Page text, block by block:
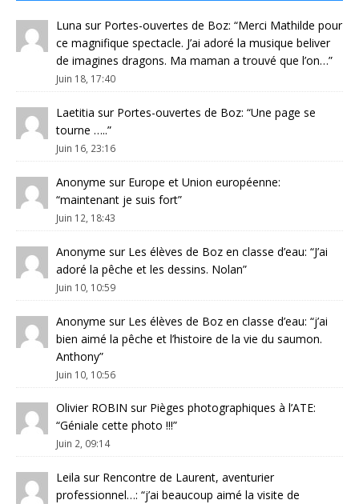
Luna sur Portes-ouvertes de Boz: “Merci Mathilde pour
ce magnifique spectacle. J’ai adoré la musique beliver
de imagines dragons. Ma maman a trouvé que l’on…”
Juin 18, 17:40
Laetitia sur Portes-ouvertes de Boz: “Une page se
tourne …..”
Juin 16, 23:16
Anonyme sur Europe et Union européenne:
“maintenant je suis fort”
Juin 12, 18:43
Anonyme sur Les élèves de Boz en classe d’eau: “J’ai
adoré la pêche et les dessins. Nolan”
Juin 10, 10:59
Anonyme sur Les élèves de Boz en classe d’eau: “j’ai
bien aimé la pêche et l’histoire de la vie du saumon.
Anthony”
Juin 10, 10:56
Olivier ROBIN sur Pièges photographiques à l’ATE:
“Géniale cette photo !!!”
Juin 2, 09:14
Leila sur Rencontre de Laurent, aventurier
professionnel…: “j’ai beaucoup aimé la visite de